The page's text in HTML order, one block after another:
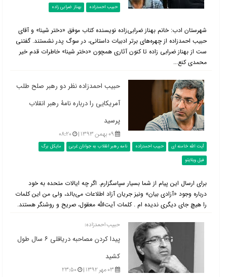
حبیب احمدزاده بهناز ضرابی زاده
شهرستان ادب: خانم بهناز ضرابی‌زاده نویسنده کتاب موفق «دختر شینا» و آقای
حبیب احمدزاده از چهره‌های برتر ادبیات داستانی، در سوگ پدر نشستند. گفتنی
ست از بهناز ضرابی زاده تا کنون آثاری همچون «دختر شینا» خاطرات قدم خیر
محمدی کنع...
حبیب احمدزاده نظر دو رهبر صلح طلب
آمریکایی را درباره نامۀ رهبر انقلاب
پرسید
۰۹ بهمن ۱۳۹۳ | ۰۸:۲۰
آیت الله خامنه ای حبیب احمدزاده نامه رهبر انقلاب به جوانان غربی
مایکل برگ
فیل ویلایتو
برای ارسال این پیام از شما بسیار سپاسگزارم. اگر چه ایالات متحده به خود
درباره وجود «آزادی بیان» ونیز جریان آزاد اطلاعات می‌بالد، ولی من این کلمات
را هیچ جای دیگری ندیده ام . کلمات آیت‌الله معقول، صریح و روشنگر هستند.
حبیب احمدزاده:
پیدا کردن مصاحبه دریاقلی ۶ سال طول
کشید
۰۳ مهر ۱۳۹۲ | ۲۳:۵۰